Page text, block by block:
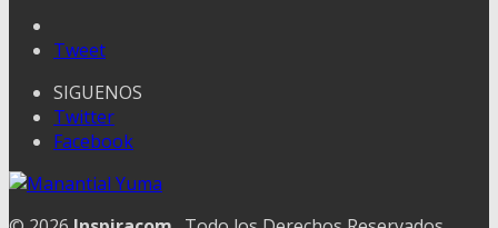
Tweet
SIGUENOS
Twitter
Facebook